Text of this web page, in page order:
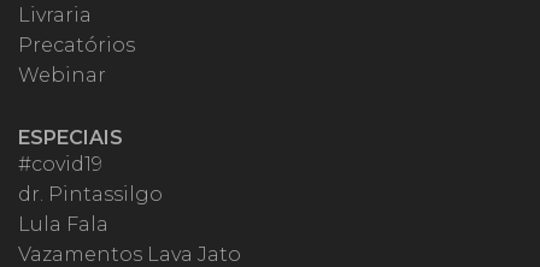
Livraria
Precatórios
Webinar
ESPECIAIS
#covid19
dr. Pintassilgo
Lula Fala
Vazamentos Lava Jato